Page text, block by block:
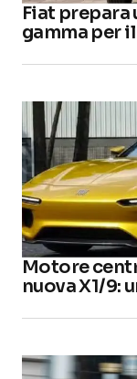
Fiat prepara
gamma per
Motore
nuova X1/9: